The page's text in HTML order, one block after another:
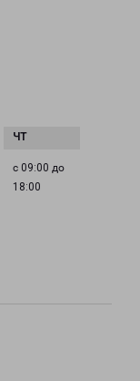
с 09:00 до
18:00